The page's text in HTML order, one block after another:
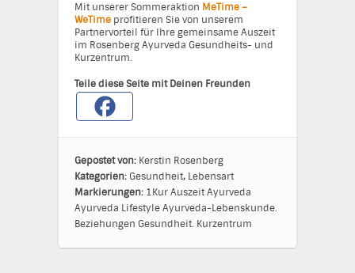
Mit unserer Sommeraktion MeTime –
WeTime profitieren Sie von unserem
Partnervorteil für Ihre gemeinsame Auszeit
im Rosenberg Ayurveda Gesundheits- und
Kurzentrum.
Teile diese Seite mit Deinen Freunden
Gepostet von: Kerstin Rosenberg
Kategorien: Gesundheit, Lebensart
Markierungen: 1KurAuszeitAyurveda
Ayurveda LifestyleAyurveda-Lebenskunde.
Beziehungen Gesundheit. Kurzentrum